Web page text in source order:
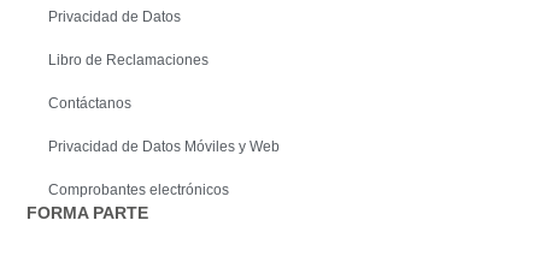
Privacidad de Datos
Libro de Reclamaciones
Contáctanos
Privacidad de Datos Móviles y Web
Comprobantes electrónicos
FORMA PARTE